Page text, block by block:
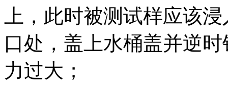
上，此时被测试样应该
口处，盖上水桶盖并逆
力过大；